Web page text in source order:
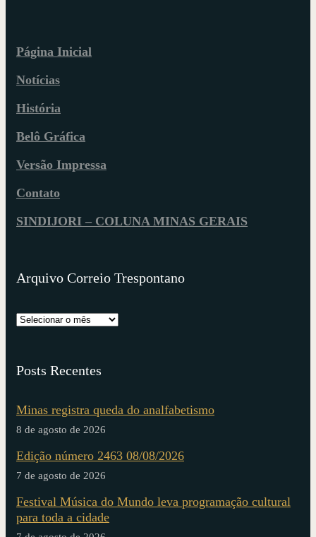
Página Inicial
Notícias
História
Belô Gráfica
Versão Impressa
Contato
SINDIJORI – COLUNA MINAS GERAIS
Arquivo Correio Trespontano
Posts Recentes
Minas registra queda do analfabetismo
8 de agosto de 2026
Edição número 2463 08/08/2026
7 de agosto de 2026
Festival Música do Mundo leva programação cultural
para toda a cidade